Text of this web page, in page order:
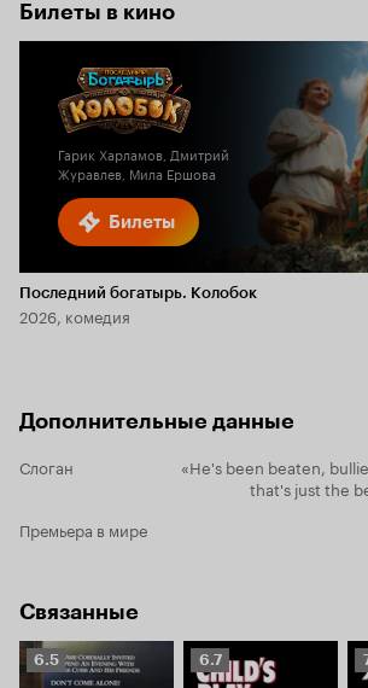
Билеты в кино
Билеты
Гарик Харламов, Дмитрий
Журавлев, Мила Ершова
Последний богатырь. Колобок
2026, комедия
Дополнительные данные
Слоган
«He's been beaten,
that's just the
Премьера в мире
Связанные
Рейтинг
Кинопоиска
6.5
Рейтинг
Кинопоиска
6.7